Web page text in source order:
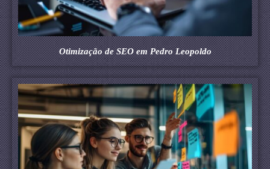
Otimização de SEO em Pedro Leopoldo